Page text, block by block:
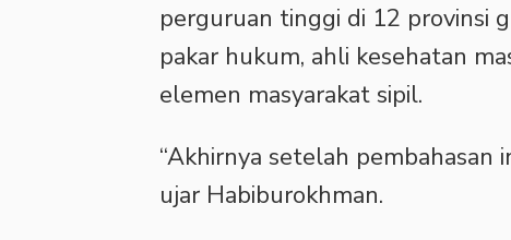
perguruan tinggi di 12 provinsi
pakar hukum, ahli kesehatan
elemen masyarakat sipil.
‎“Akhirnya setelah pembahasan
ujar Habiburokhman.